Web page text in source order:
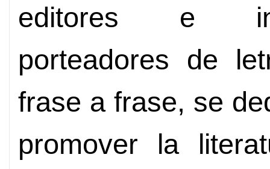
editores e
porteadores de
frase a frase, se
promover la